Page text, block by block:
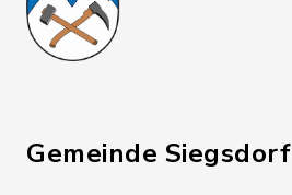
Gemeinde Siegsdorf